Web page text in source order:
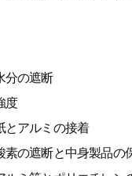
の遮断
度
アルミの接着
の遮断と中身製品の